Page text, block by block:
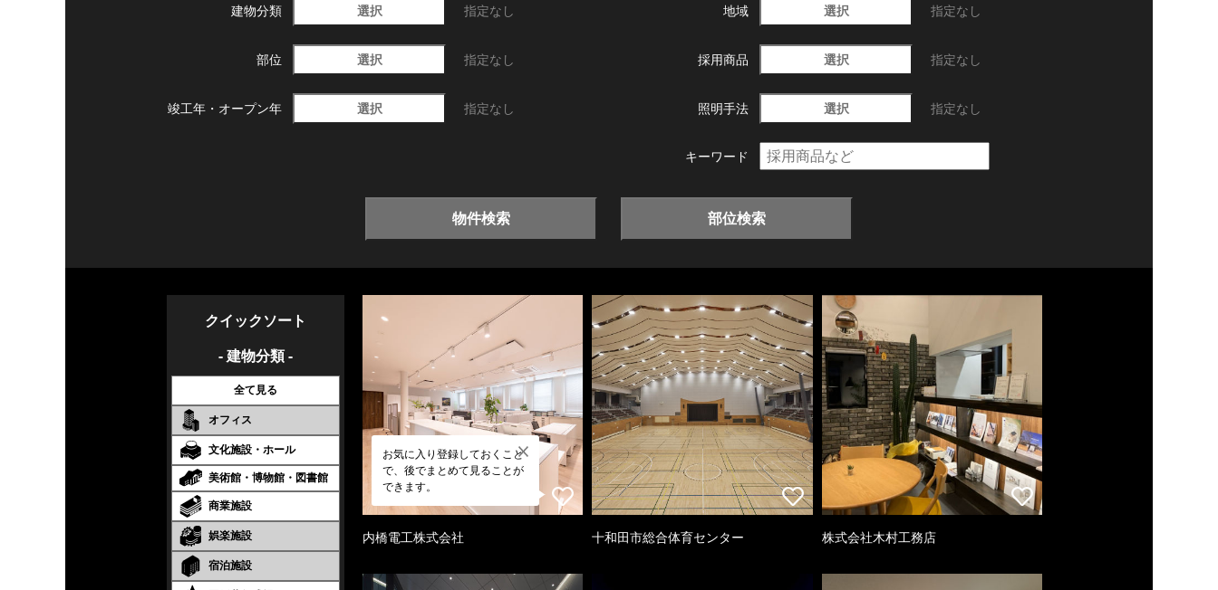
建物分類 選択 指定なし 地域 選択 指定なし
部位 選択 指定なし 採用商品 選択 指定なし
竣工年・ オープン年 選択 指定なし 照明手法 選択 指定なし
キーワード
物件検索 部位検索
クイックソート
- 建物分類 -
全て見る
オフィス
文化施設・ホール
美術館・博物館・図書館
商業施設
娯楽施設
宿泊施設
お気に入り登録しておくこと
で、後でまとめて見ることが
できます。
内橋電工株式会社 十和田市総合体育センター 株式会社木村工務店